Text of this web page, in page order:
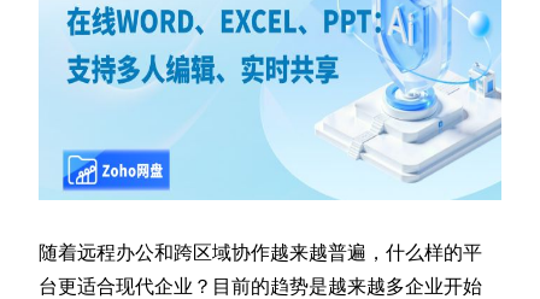
随着远程办公和跨区域协作越来越普遍，什么样的平
台更适合现代企业？目前的趋势是越来越多企业开始